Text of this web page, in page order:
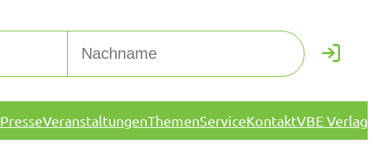
PresseVeranstaltungenThemenServiceKontaktVBE Verlag